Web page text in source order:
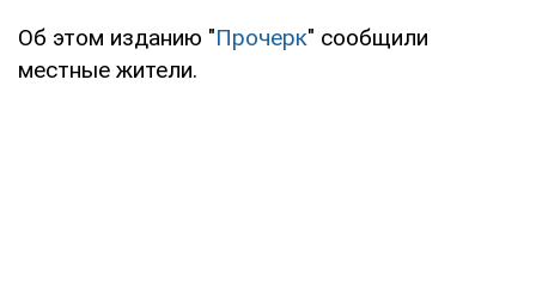
Об этом изданию "Прочерк" сообщили
местные жители.